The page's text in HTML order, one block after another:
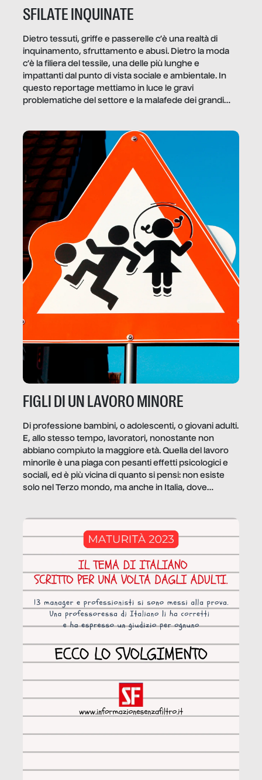
SFILATE INQUINATE
Dietro tessuti, griffe e passerelle c’è una realtà di
inquinamento, sfruttamento e abusi. Dietro la moda
c’è la filiera del tessile, una delle più lunghe e
impattanti dal punto di vista sociale e ambientale. In
questo reportage mettiamo in luce le gravi
problematiche del settore e la malafede dei grandi
FIGLI DI UN LAVORO MINORE
Di professione bambini, o adolescenti, o giovani adulti.
E, allo stesso tempo, lavoratori, nonostante non
abbiano compiuto la maggiore età. Quella del lavoro
minorile è una piaga con pesanti effetti psicologici e
sociali, ed è più vicina di quanto si pensi: non esiste
solo nel Terzo mondo, ma anche in Italia, dove